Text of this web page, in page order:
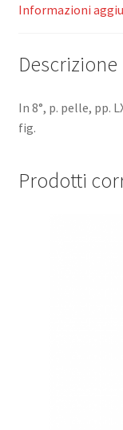
Informazioni
Descrizione
In 8°, p. pelle, pp.
fig.
Prodotti